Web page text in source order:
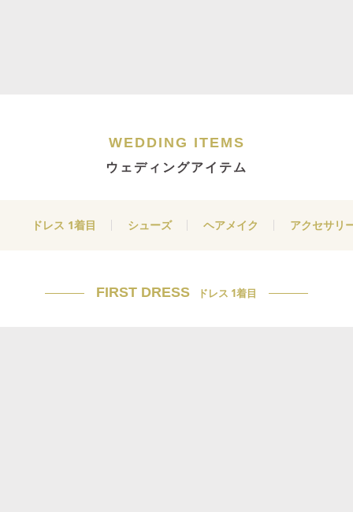
WEDDING ITEMS
ウェディングアイテム
ドレス 1着目 シューズ ヘアメイク アクセサリ
FIRST DRESS ドレス 1着目